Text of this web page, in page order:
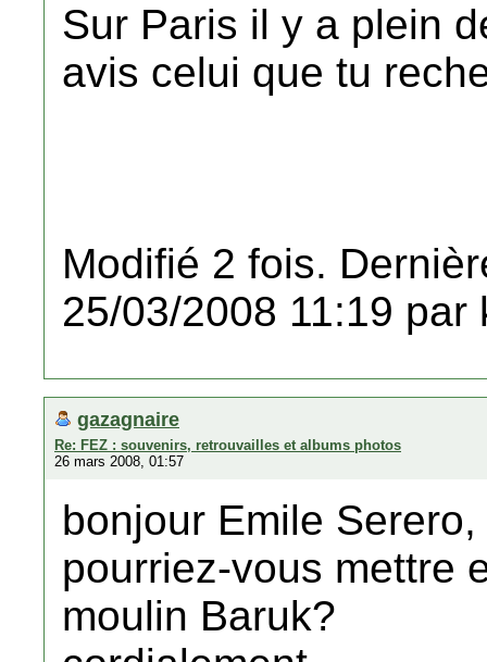
Sur Paris il y a plein
avis celui que tu
Modifié 2 fois.
25/03/2008 11:19 par
gazagnaire
Re: FEZ : souvenirs, retrouvailles et albums photos
26 mars 2008, 01:57
bonjour Emile Serero,
pourriez-vous mettre
moulin Baruk?